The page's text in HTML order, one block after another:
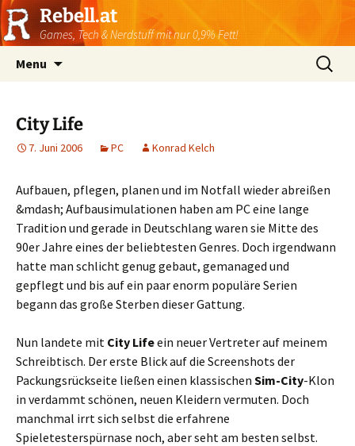
Rebell.at
Games, Tech & Nerdstuff mit nur 0,9% Fett!
Menu
Suchen
nach:
City Life
7. Juni 2006 PC Konrad Kelch
Aufbauen, pflegen, planen und im Notfall wieder abreißen
&mdash; Aufbausimulationen haben am PC eine lange
Tradition und gerade in Deutschlang waren sie Mitte des
90er Jahre eines der beliebtesten Genres. Doch irgendwann
hatte man schlicht genug gebaut, gemanaged und
gepflegt und bis auf ein paar enorm populäre Serien
begann das große Sterben dieser Gattung.
Nun landete mit City Lifeein neuer Vertreter auf meinem
Schreibtisch. Der erste Blick auf die Screenshots der
Packungsrückseite ließen einen klassischen Sim-City-Klon
in verdammt schönen, neuen Kleidern vermuten. Doch
manchmal irrt sich selbst die erfahrene
Spieletesterspürnase noch, aber seht am besten selbst.